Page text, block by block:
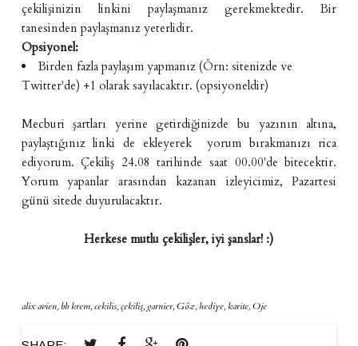
çekilişinizin linkini paylaşmanız gerekmektedir. Bir
tanesinden paylaşmanız yeterlidir.
Opsiyonel:
Birden fazla paylaşım yapmanız (Örn: sitenizde ve
Twitter'de) +1 olarak sayılacaktır. (opsiyoneldir)
Mecburi şartları yerine getirdiğinizde bu yazının altına,
paylaştığınız linki de ekleyerek yorum bırakmanızı rica
ediyorum. Çekiliş 24.08 tarihinde saat 00.00'de bitecektir.
Yorum yapanlar arasından kazanan izleyicimiz, Pazartesi
günü sitede duyurulacaktır.
Herkese mutlu çekilişler, iyi şanslar! :)
alix avien,bb krem,cekilis,çekiliş,garnier,Göz,hediye,karite,Oje